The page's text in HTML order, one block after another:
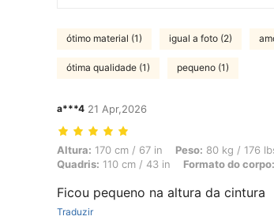
ótimo material (1) igual a foto (2)
ótima qualidade (1) pequeno (1)
a***4 21 Apr,2026
Altura: 170 cm / 67 in, Peso: 80 kg / 176 lbs,
Altura: 170 cm / 67 in Peso: 80 kg / 176
Quadris: 110 cm / 43 in Formato do corpo:
Ficou pequeno na altura da cintura
Traduzir